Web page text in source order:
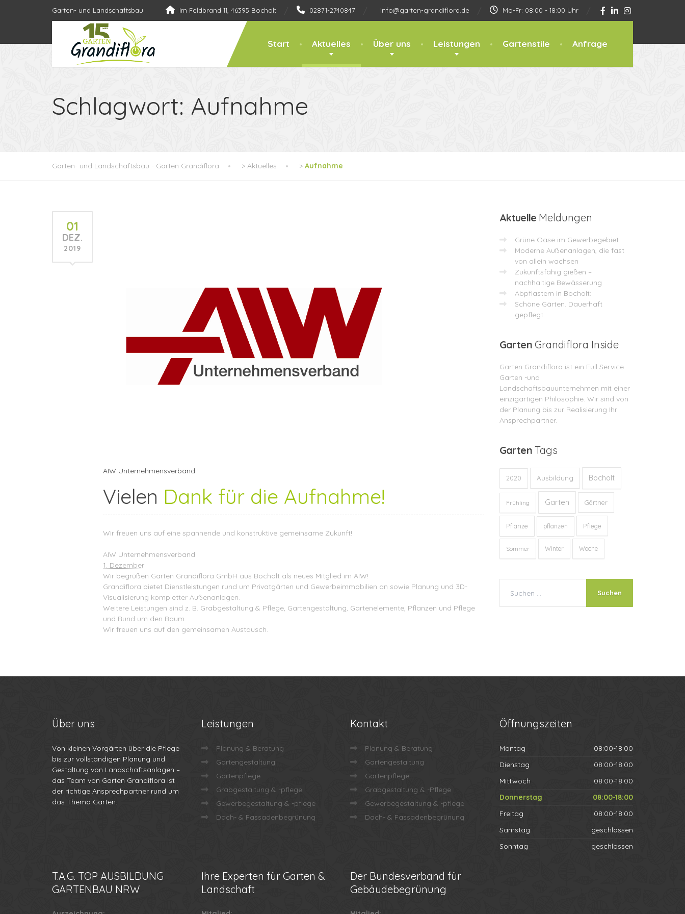
Garten- und Landschaftsbau Im Feldbrand 11, 46395 Bocholt 02871-2740847 info@garten-grandiflora.de Mo-Fr: 08:00 - 18:00 Uhr
Start Aktuelles Über uns Leistungen Gartenstile Anfrage
Schlagwort: Aufnahme
Garten- und Landschaftsbau - Garten Grandiflora > Aktuelles > Aufnahme
01
DEZ.
2019
AIW Unternehmensverband
Vielen Dank für die Aufnahme!
Wir freuen uns auf eine spannende und konstruktive gemeinsame Zukunft!
AIW Unternehmensverband
1. Dezember
Wir begrüßen Garten Grandiflora GmbH aus Bocholt als neues Mitglied im AIW!
Grandiflora bietet Dienstleistungen rund um Privatgärten und Gewerbeimmobilien an sowie Planung und 3D-
Visualisierung kompletter Außenanlagen.
Weitere Leistungen sind z. B. Grabgestaltung & Pflege, Gartengestaltung, Gartenelemente, Pflanzen und Pflege
und Rund um den Baum.
Wir freuen uns auf den gemeinsamen Austausch.
Aktuelle Meldungen
Grüne Oase im Gewerbegebiet
Moderne Außenanlagen, die fast
von allein wachsen
Zukunftsfähig gießen –
nachhaltige Bewässerung
Abpflastern in Bocholt:
Schöne Gärten. Dauerhaft
gepflegt.
GartenGrandiflora Inside
Garten Grandiflora ist ein Full Service
Garten -und
Landschaftsbauunternehmen mit einer
einzigartigen Philosophie. Wir sind von
der Planung bis zur Realisierung Ihr
Ansprechpartner.
GartenTags
2020 Ausbildung Bocholt
Frühling Garten Gärtner
Pflanze pflanzen Pflege
Sommer Winter Woche
Über uns
Von kleinen Vorgärten über die Pflege
bis zur vollständigen Planung und
Gestaltung von Landschaftsanlagen –
das Team von Garten Grandiflora ist
der richtige Ansprechpartner rund um
das Thema Garten.
Leistungen
Planung & Beratung
Gartengestaltung
Gartenpflege
Grabgestaltung & -pflege
Gewerbegestaltung & -pflege
Dach- & Fassadenbegrünung
Kontakt
Planung & Beratung
Gartengestaltung
Gartenpflege
Grabgestaltung & -Pflege
Gewerbegestaltung & -pflege
Dach- & Fassadenbegrünung
Öffnungszeiten
Montag
08:00-18:00
Dienstag
08:00-18:00
Mittwoch
08:00-18:00
Donnerstag
08:00-18:00
Freitag
08:00-18:00
Samstag
geschlossen
Sonntag
geschlossen
T.A.G. TOP AUSBILDUNG
GARTENBAU NRW
IhreExperten für Garten &
Landschaft
Der Bundesverband für
Gebäudebegrünung